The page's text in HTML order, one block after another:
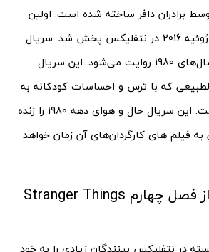
برادران دافر ساخته شده است. اولین
فصل این سریال در 15 ژوئیه 2016 در نتفلیکس پخش شد. سریال
«چیزهای عجیب» در سال‌های 1980 روایت می‌شود. این سریال
که با ترس و احساسات کودکانه به
تصویر کشیده شده است. این سریال حال و هوای دهه 1980 را زنده
به فیلم های کارگردان‌های آن زمان خواهد
جزئیات جدیدی از فصل چهارم Stranger Things